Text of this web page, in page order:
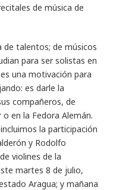
de música de
de talentos; de músicos
para ser solistas en
una motivación para
es darle la
compañeros, de
en la Fedora Alemán.
la participación
y Rodolfo
violines de la
martes 8 de julio,
Aragua; y mañana